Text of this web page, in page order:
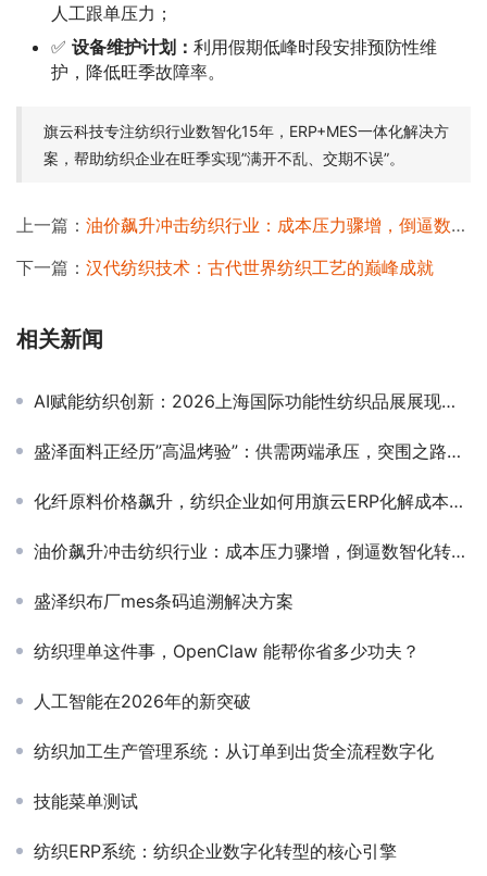
人工跟单压力；
✅ 设备维护计划： 利用假期低峰时段安排预防性维
护，降低旺季故障率。
旗云科技专注纺织行业数智化15年，ERP+MES一体化解决方
案，帮助纺织企业在旺季实现”满开不乱、交期不误”。
上一篇： 油价飙升冲击纺织行业：成本压力骤增，倒逼数智化转型加速
下一篇： 汉代纺织技术：古代世界纺织工艺的巅峰成就
相关新闻
AI赋能纺织创新：2026上海国际功能性纺织品展展现智能化面料新趋势
盛泽面料正经历”高温烤验”：供需两端承压，突围之路在何方
化纤原料价格飙升，纺织企业如何用旗云ERP化解成本压力
油价飙升冲击纺织行业：成本压力骤增，倒逼数智化转型加速
盛泽织布厂mes条码追溯解决方案
纺织理单这件事，OpenClaw 能帮你省多少功夫？
人工智能在2026年的新突破
纺织加工生产管理系统：从订单到出货全流程数字化
技能菜单测试
纺织ERP系统：纺织企业数字化转型的核心引擎